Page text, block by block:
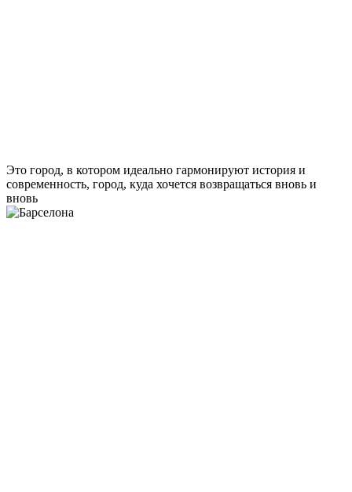
Это город, в котором идеально гармонируют история и
современность, город, куда хочется возвращаться вновь и
вновь